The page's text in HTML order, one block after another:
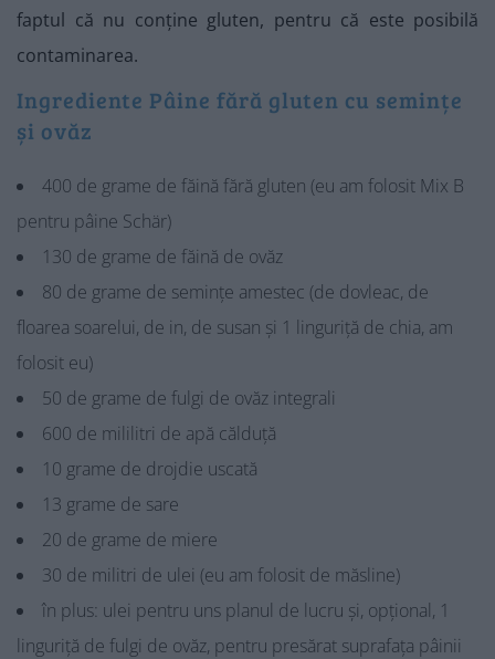
faptul că nu conține gluten, pentru că este posibilă
contaminarea.
Ingrediente Pâine fără gluten cu semințe
și ovăz
400 de grame de făină fără gluten (eu am folosit Mix B
pentru pâine Schär)
130 de grame de făină de ovăz
80 de grame de semințe amestec (de dovleac, de
floarea soarelui, de in, de susan și 1 linguriță de chia, am
folosit eu)
50 de grame de fulgi de ovăz integrali
600 de mililitri de apă călduță
10 grame de drojdie uscată
13 grame de sare
20 de grame de miere
30 de militri de ulei (eu am folosit de măsline)
în plus: ulei pentru uns planul de lucru și, opțional, 1
linguriță de fulgi de ovăz, pentru presărat suprafața pâinii